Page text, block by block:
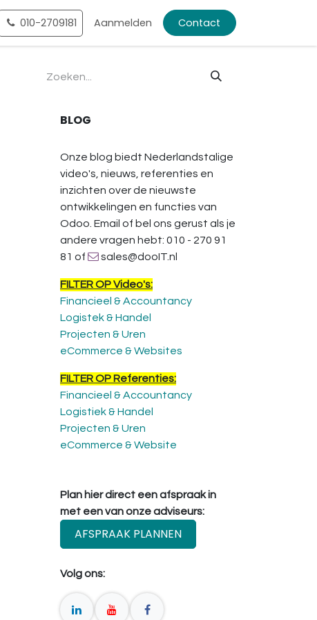
Contact Shop
010-2709181 Aanmelden Contact
BLOG
Onze blog biedt Nederlandstalige
video's, nieuws, referenties en
inzichten over de nieuwste
ontwikkelingen en functies van
Odoo. Email of bel ons gerust als je
andere vragen hebt: 010 - 270 91
81 of
sales@dooIT.nl
FILTER OP Video's:
Financieel & Accountancy
Logistek & Handel
Projecten & Uren
eCommerce & Websites
FILTER OP Referenties:
Financieel & Accountancy
Logistiek & Handel
Projecten & Uren
eCommerce & Website
Plan hier direct een afspraak in
met een van onze adviseurs:
AFSPRAAK PLANNEN
Volg ons: